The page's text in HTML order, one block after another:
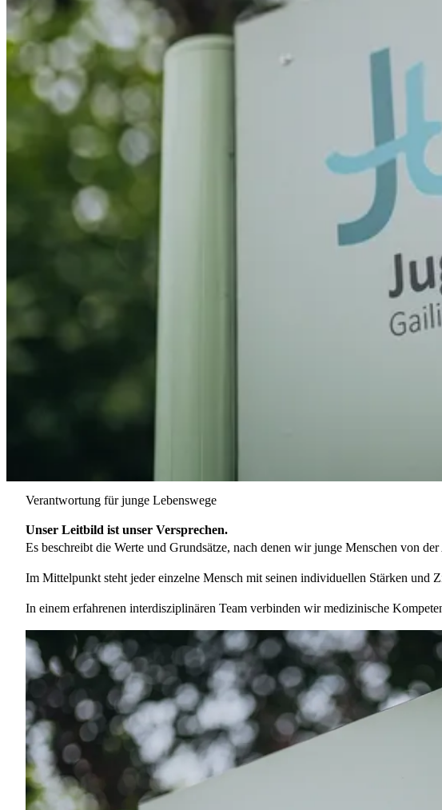
Verantwortung für junge Lebenswege
Unser Leitbild ist unser Versprechen.
Es beschreibt die Werte und Grundsätze, nach denen wir junge Menschen von
Im Mittelpunkt steht jeder einzelne Mensch mit seinen individuellen Stärken und
In einem erfahrenen interdisziplinären Team verbinden wir medizinische